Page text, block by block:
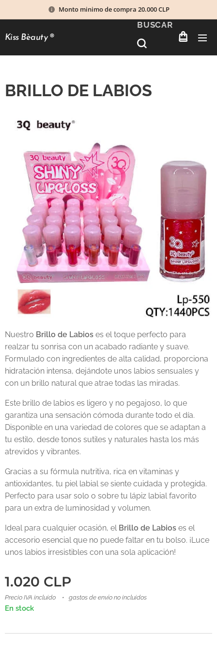
Monto minimo de compra 20.000 CLP
Kiss Bèauty®
BUSCAR
BRILLO DE LABIOS
Nuestro Brillo de Labios es el toque perfecto para
realzar tu sonrisa con un acabado radiante y suave.
Formulado con ingredientes de alta calidad, proporciona
hidratación intensa, dejándote unos labios sensuales y
con un brillo natural que atrae todas las miradas.
Este brillo de labios es ligero y no pegajoso, lo que
garantiza una sensación cómoda durante todo el día.
Disponible en una variedad de colores que se adaptan a
tu estilo, desde tonos sutiles y naturales hasta los más
atrevidos y vibrantes.
Gracias a su fórmula nutritiva, rica en vitaminas y
antioxidantes, tu piel labial se siente cuidada y protegida.
Perfecto para usar solo o sobre tu lápiz labial favorito
para un extra de luminosidad y volumen.
Ideal para cualquier ocasión, el Brillo de Labios es el
accesorio esencial que no puede faltar en tu bolso. ¡Luce
unos labios irresistibles con una sola aplicación!
1.020 CLP
Precio IVA incluido gastos de envío no incluidos
En stock